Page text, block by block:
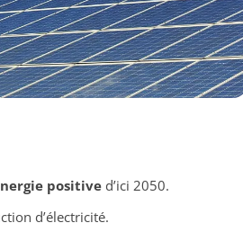
positived’ici 2050.
d’électricité.